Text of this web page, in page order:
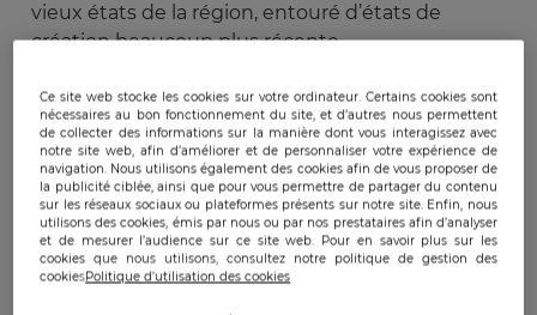
vieux états de la région, entouré d’états de
création beaucoup plus récente.
Pendant le 19ème et jusqu’au début du 20ème
siècle, le pays a été l’objet de la convoitise des
puissances de l’époque, Russie et Grande-
Bretagne. Mais il a toujours su préserver sa
spécificité, jusqu’à faire preuve de modernité
avec l’adoption d’une constitution parlementaire
en 1906.
Ce site web stocke les cookies sur votre ordinateur. Certains cookies sont
nécessaires au bon fonctionnement du site, et d’autres nous permettent
de collecter des informations sur la manière dont vous interagissez avec
notre site web, afin d’améliorer et de personnaliser votre expérience de
navigation. Nous utilisons également des cookies afin de vous proposer de
la publicité ciblée, ainsi que pour vous permettre de partager du contenu
sur les réseaux sociaux ou plateformes présents sur notre site. Enfin, nous
utilisons des cookies, émis par nous ou par nos prestataires afin d’analyser
et de mesurer l’audience sur ce site web. Pour en savoir plus sur les
cookies que nous utilisons, consultez notre politique de gestion des
cookiesPolitique d'utilisation des cookies